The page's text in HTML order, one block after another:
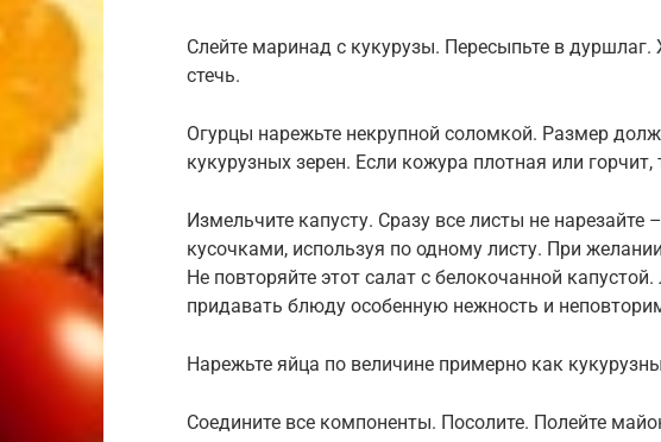
Слейте маринад с кукурузы. Пересыпьте в
стечь.
Огурцы нарежьте некрупной соломкой. Размер
кукурузных зерен. Если кожура плотная или горчит,
Измельчите капусту. Сразу все листы не
кусочками, используя по одному листу. При
Не повторяйте этот салат с белокочанной
придавать блюду особенную нежность и
Нарежьте яйца по величине примерно как
Соедините все компоненты. Посолите. Полейте